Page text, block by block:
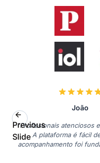
João
"Profissionais atenciosos
A plataforma é fácil
acompanhamento foi
Previous
Slide